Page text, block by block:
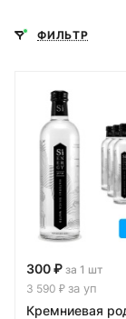
ФИЛЬТР
300 ₽ за 1 шт
3 590 ₽ за уп
Кремниевая